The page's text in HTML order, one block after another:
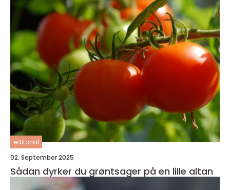
editorial
02. September 2025
Sådan dyrker du grøntsager på en lille altan